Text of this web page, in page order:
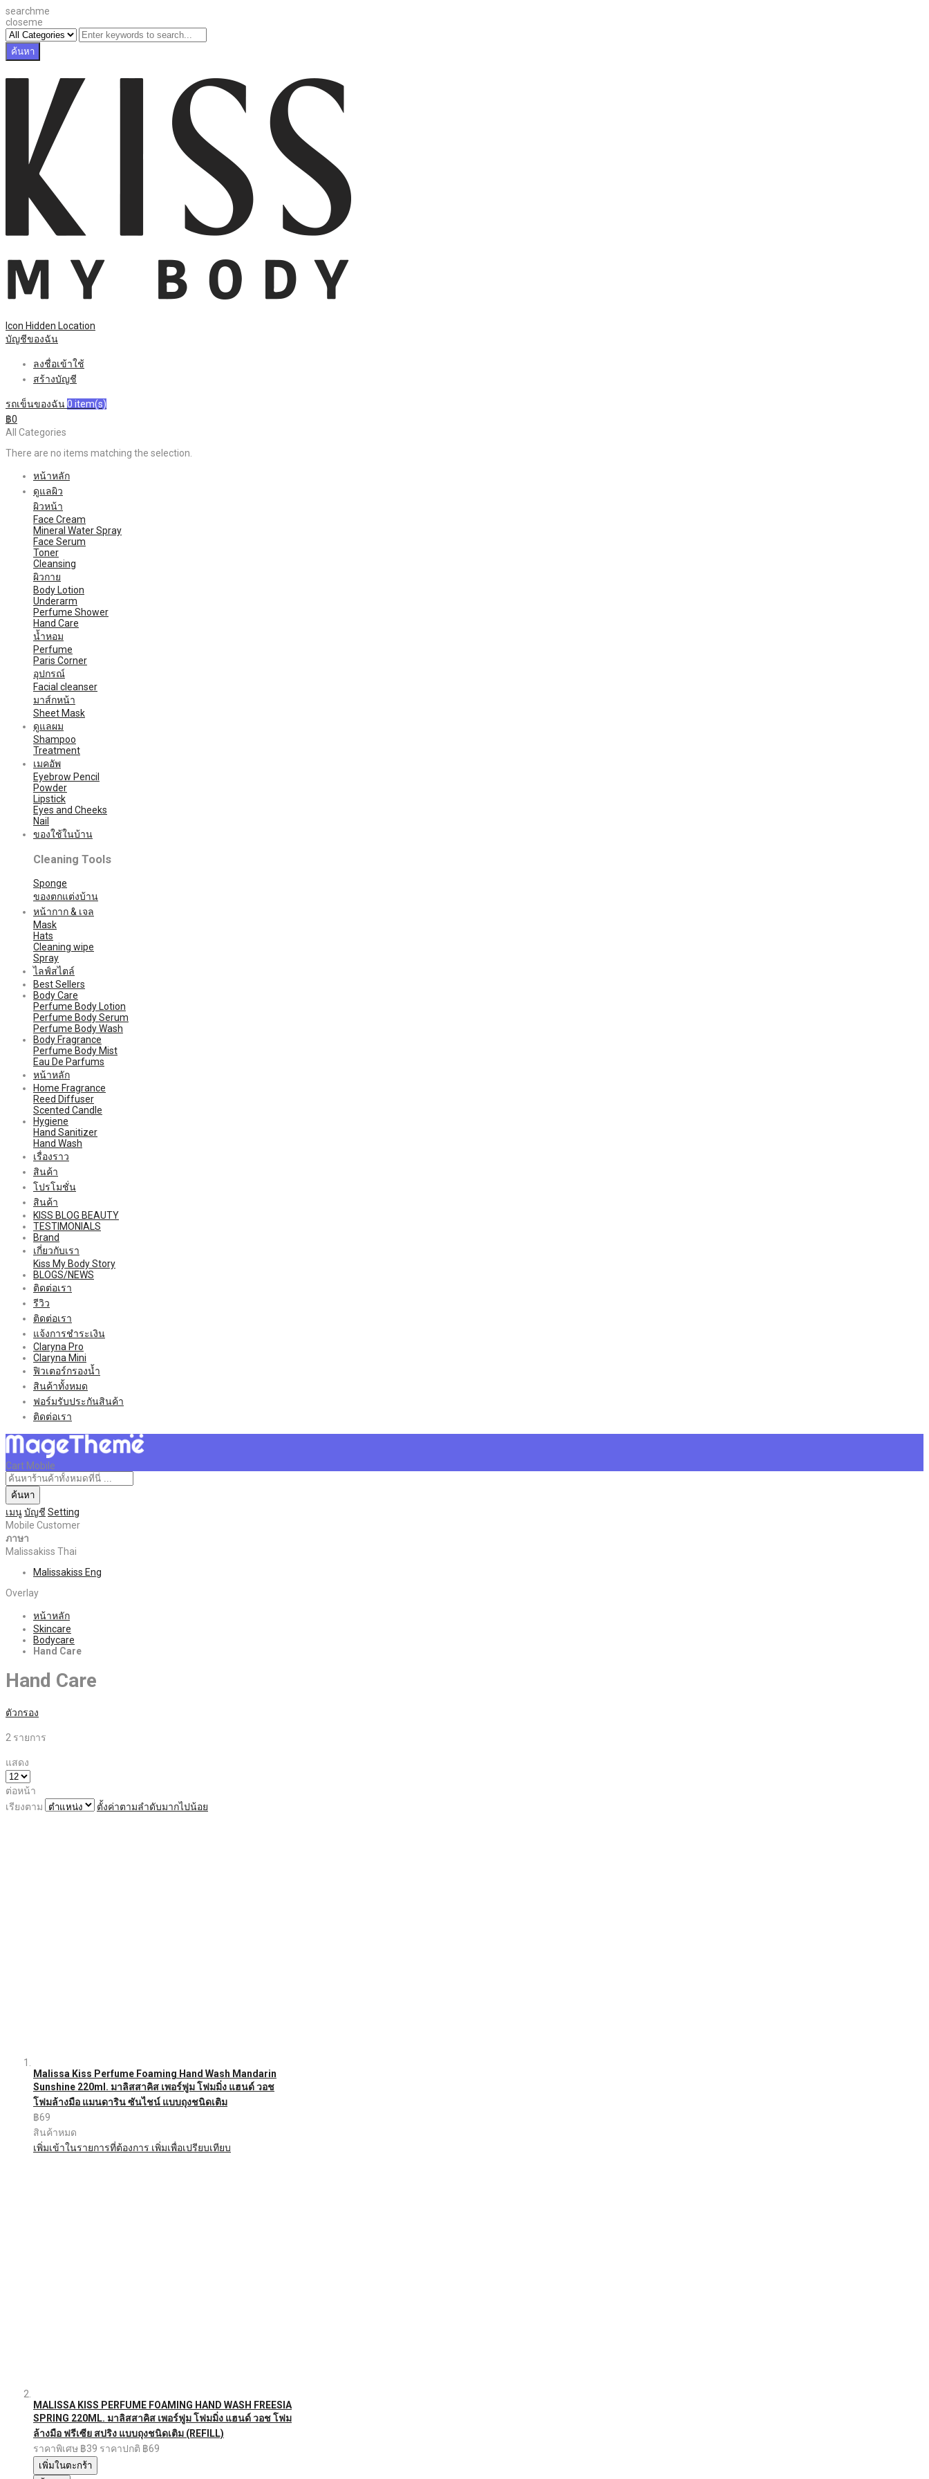
searchme
closeme
ค้นหา
Icon Hidden Location
บัญชีของฉัน
ลงชื่อเข้าใช้
สร้างบัญชี
รถเข็นของฉัน0 item(s)
฿0
All Categories
There are no items matching the selection.
หน้าหลัก
ดูแลผิว
ผิวหน้า
Face Cream
Mineral Water Spray
Face Serum
Toner
Cleansing
ผิวกาย
Body Lotion
Underarm
Perfume Shower
Hand Care
น้ำหอม
Perfume
Paris Corner
อุปกรณ์
Facial cleanser
มาส์กหน้า
Sheet Mask
ดูแลผม
Shampoo
Treatment
เมคอัพ
Eyebrow Pencil
Powder
Lipstick
Eyes and Cheeks
Nail
ของใช้ในบ้าน
Cleaning Tools
Sponge
ของตกแต่งบ้าน
หน้ากาก & เจล
Mask
Hats
Cleaning wipe
Spray
ไลฟ์สไตล์
Best Sellers
Body Care
Perfume Body Lotion
Perfume Body Serum
Perfume Body Wash
Body Fragrance
Perfume Body Mist
Eau De Parfums
หน้าหลัก
Home Fragrance
Reed Diffuser
Scented Candle
Hygiene
Hand Sanitizer
Hand Wash
เรื่องราว
สินค้า
โปรโมชั่น
สินค้า
KISS BLOG BEAUTY
TESTIMONIALS
Brand
เกี่ยวกับเรา
Kiss My Body Story
BLOGS/NEWS
ติดต่อเรา
รีวิว
ติดต่อเรา
แจ้งการชำระเงิน
Claryna Pro
Claryna Mini
ฟิวเตอร์กรองน้ำ
สินค้าทั้งหมด
ฟอร์มรับประกันสินค้า
ติดต่อเรา
Cart Mobile
ค้นหา
เมนูบัญชี Setting
Mobile Customer
ภาษา
Malissakiss Thai
Malissakiss Eng
Overlay
หน้าหลัก
Skincare
Bodycare
Hand Care
Hand Care
ตัวกรอง
2 รายการ
แสดง
ต่อหน้า
เรียงตาม
ตั้งค่าตามลำดับมากไปน้อย
Malissa Kiss Perfume Foaming Hand Wash Mandarin
Sunshine 220ml. มาลิสสาคิส เพอร์ฟูม โฟมมิ่ง แฮนด์ วอช
โฟมล้างมือ แมนดาริน ซันไชน์ แบบถุงชนิดเติม
฿69
สินค้าหมด
เพิ่มเข้าในรายการที่ต้องการ เพิ่มเพื่อเปรียบเทียบ
MALISSA KISS PERFUME FOAMING HAND WASH FREESIA
SPRING 220ML. มาลิสสาคิส เพอร์ฟูม โฟมมิ่ง แฮนด์ วอช โฟม
ล้างมือ ฟรีเซีย สปริง แบบถุงชนิดเติม (REFILL)
ราคาพิเศษ ฿39 ราคาปกติ ฿69
เพิ่มในตะกร้า